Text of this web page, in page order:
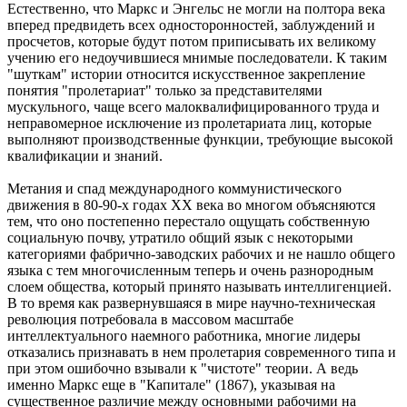
Естественно, что Маркс и Энгельс не могли на полтора века
вперед предвидеть всех односторонностей, заблуждений и
просчетов, которые будут потом приписывать их великому
учению его недоучившиеся мнимые последователи. К таким
"шуткам" истории относится искусственное закрепление
понятия "пролетариат" только за представителями
мускульного, чаще всего малоквалифицированного труда и
неправомерное исключение из пролетариата лиц, которые
выполняют производственные функции, требующие высокой
квалификации и знаний.
Метания и спад международного коммунистического
движения в 80-90-х годах XX века во многом объясняются
тем, что оно постепенно перестало ощущать собственную
социальную почву, утратило общий язык с некоторыми
категориями фабрично-заводских рабочих и не нашло общего
языка с тем многочисленным теперь и очень разнородным
слоем общества, который принято называть интеллигенцией.
В то время как развернувшаяся в мире научно-техническая
революция потребовала в массовом масштабе
интеллектуального наемного работника, многие лидеры
отказались признавать в нем пролетария современного типа и
при этом ошибочно взывали к "чистоте" теории. А ведь
именно Маркс еще в "Капитале" (1867), указывая на
существенное различие между основными рабочими на